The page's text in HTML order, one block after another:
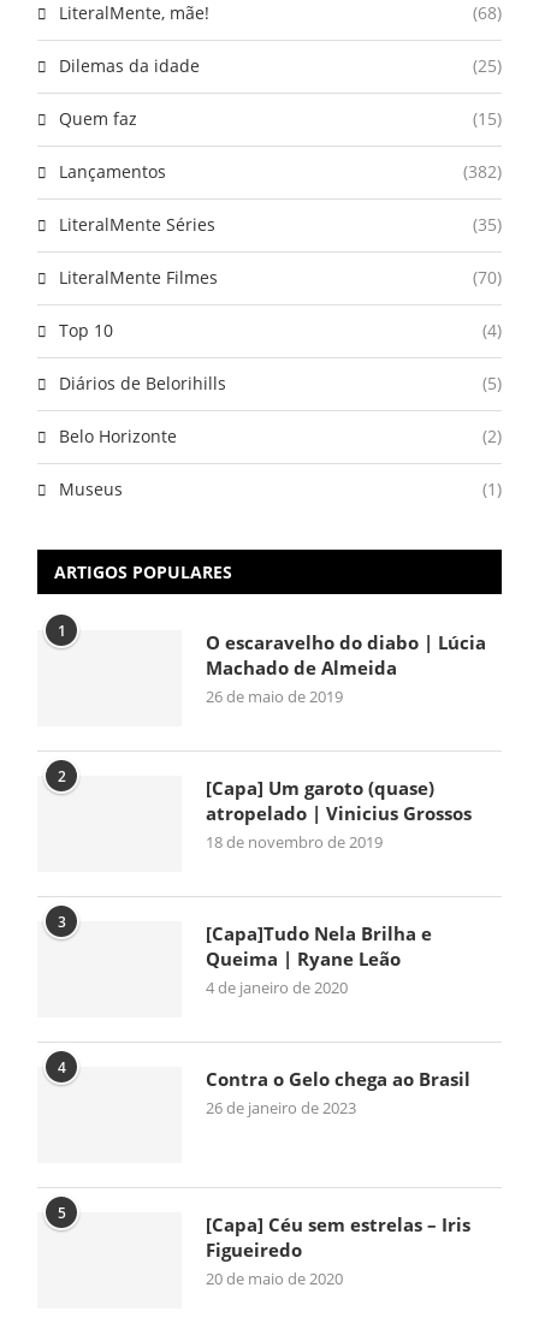
LiteralMente, mãe! (68)
Dilemas da idade (25)
Quem faz (15)
Lançamentos (382)
LiteralMente Séries (35)
LiteralMente Filmes (70)
Top 10 (4)
Diários de Belorihills (5)
Belo Horizonte (2)
Museus (1)
ARTIGOS POPULARES
1
O escaravelho do diabo | Lúcia
Machado de Almeida
26 de maio de 2019
2
[Capa] Um garoto (quase)
atropelado | Vinicius Grossos
18 de novembro de 2019
3
[Capa]Tudo Nela Brilha e
Queima | Ryane Leão
4 de janeiro de 2020
4 Contra o Gelo chega ao Brasil
26 de janeiro de 2023
5
[Capa] Céu sem estrelas – Iris
Figueiredo
20 de maio de 2020